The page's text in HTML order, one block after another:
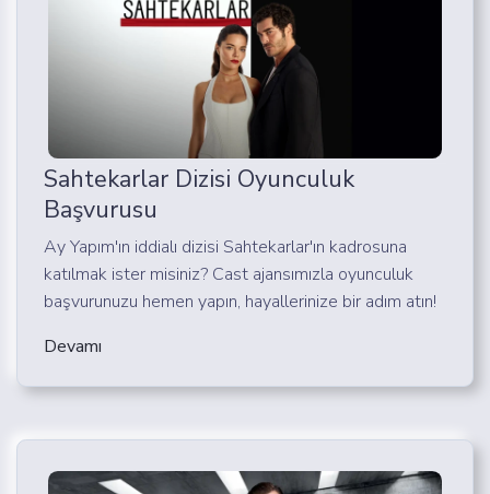
Sahtekarlar Dizisi Oyunculuk
Başvurusu
Ay Yapım'ın iddialı dizisi Sahtekarlar'ın kadrosuna
katılmak ister misiniz? Cast ajansımızla oyunculuk
başvurunuzu hemen yapın, hayallerinize bir adım atın!
Devamı